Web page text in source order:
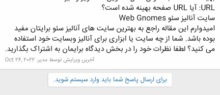
URL: آیا URL صفحه بهینه شده است؟
سایت آنالیز سئو Web Gnomes
امیدوارم این مقاله راجع به بهترین سایت های آنالیز سئو برایتان مفید
بوده باشد. شما از چه سایت یا ابزاری برای آنالیز وبسایت خود استفاده
می کنید؟ لطفا نظرات خود را در بخش دیدگاه برایمان به اشتراک بگذارید.
آخرین ویرایش توسط مدیر: Oct 26, 2022
برای ارسال پاسخ شما باید وارد سیستم شوید.